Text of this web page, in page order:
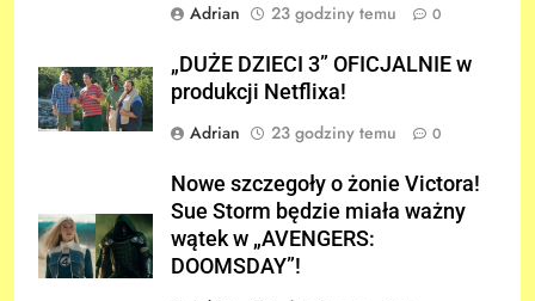
Adrian 23 godziny temu 0
„DUŻE DZIECI 3” OFICJALNIE w
produkcji Netflixa!
Adrian
23 godziny temu 0
Nowe szczegoły o żonie Victora!
Sue Storm będzie miała ważny
wątek w „AVENGERS:
DOOMSDAY”!